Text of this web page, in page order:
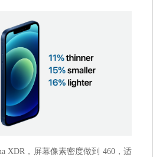
XDR，屏幕像素密度做到 460，适